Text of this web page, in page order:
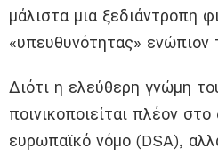
μάλιστα μια ξεδιάντροπη
«υπευθυνότητας» ενώπιον
Διότι η ελεύθερη γνώμη
ποινικοποιείται πλέον
ευρωπαϊκό νόμο (DSA),